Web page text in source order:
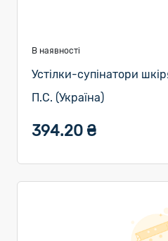
В наявності
Устілки-супінатори
П.С. (Україна)
394.20 ₴